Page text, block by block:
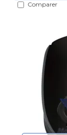
Comparer